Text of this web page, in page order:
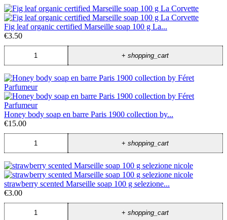
Fig leaf organic certified Marseille soap 100 g La...
€3.50
+shopping_cart
Honey body soap en barre Paris 1900 collection by...
€15.00
+shopping_cart
strawberry scented Marseille soap 100 g selezione...
€3.00
+shopping_cart